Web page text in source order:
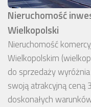
Nieruchomość
Wielkopolski
Nieruchomość
Wielkopolskim
do sprzedaży
swoją atrakcyjną ceną
doskonałych